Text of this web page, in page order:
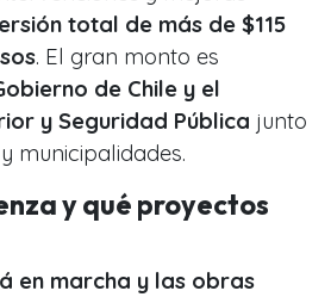
total de más de $115
. El gran monto es
de Chile y el
y Seguridad Pública junto
municipalidades.
y qué proyectos
en marcha y las obras